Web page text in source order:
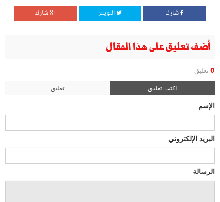
شارك التويتر شارك
أضف تعليق على هذا المقال
0 تعليق
اكتب تعليق تعليق
الإسم
البريد الإلكتروني
الرسالة